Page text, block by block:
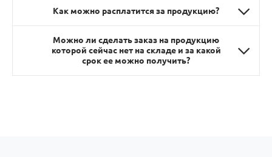
Как можно расплатится за продукцию?
Можно ли сделать заказ на продукцию
которой сейчас нет на складе и за какой
срок ее можно получить?